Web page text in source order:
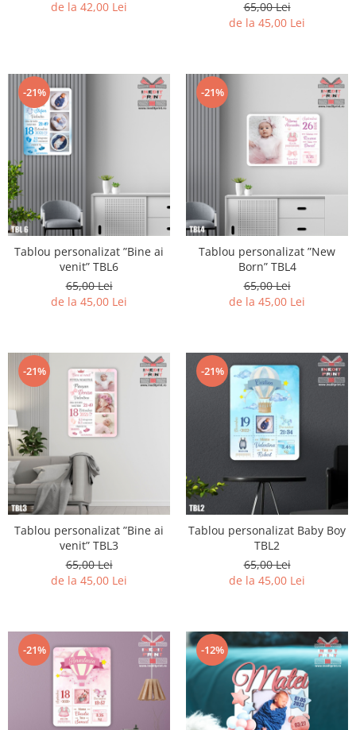
de la 42,00 Lei
65,00 Lei
de la 45,00 Lei
-21%
Tablou personalizat ”Bine ai
venit” TBL6
65,00 Lei
de la 45,00 Lei
-21%
Tablou personalizat ”New
Born” TBL4
65,00 Lei
de la 45,00 Lei
-21%
Tablou personalizat ”Bine ai
venit” TBL3
65,00 Lei
de la 45,00 Lei
-21%
Tablou personalizat Baby Boy
TBL2
65,00 Lei
de la 45,00 Lei
-21% -12%